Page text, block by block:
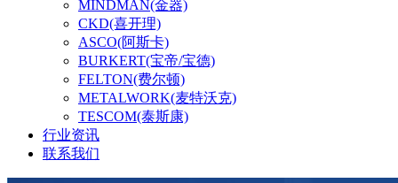
MINDMAN(金器)
CKD(喜开理)
ASCO(阿斯卡)
BURKERT(宝帝/宝德)
FELTON(费尔顿)
METALWORK(麦特沃克)
TESCOM(泰斯康)
行业资讯
联系我们